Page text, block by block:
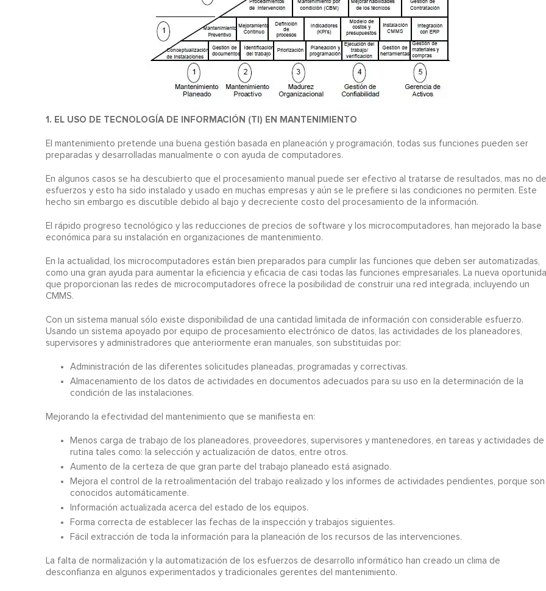
1. EL USO DE TECNOLOGÍA DE INFORMACIÓN (TI) EN MANTENIMIENTO
El mantenimiento pretende una buena gestión basada en planeación y programación, todas sus funciones pueden ser
preparadas y desarrolladas manualmente o con ayuda de computadores.
En algunos casos se ha descubierto que el procesamiento manual puede ser efectivo al tratarse de resultados, mas no de
esfuerzos y esto ha sido instalado y usado en muchas empresas y aún se le prefiere si las condiciones no permiten. Este
hecho sin embargo es discutible debido al bajo y decreciente costo del procesamiento de la información.
El rápido progreso tecnológico y las reducciones de precios de software y los microcomputadores, han mejorado la base
económica para su instalación en organizaciones de mantenimiento.
En la actualidad, los microcomputadores están bien preparados para cumplir las funciones que deben ser automatizadas,
como una gran ayuda para aumentar la eficiencia y eficacia de casi todas las funciones empresariales. La nueva
que proporcionan las redes de microcomputadores ofrece la posibilidad de construir una red integrada, incluyendo un
CMMS.
Con un sistema manual sólo existe disponibilidad de una cantidad limitada de información con considerable esfuerzo.
Usando un sistema apoyado por equipo de procesamiento electrónico de datos, las actividades de los planeadores,
supervisores y administradores que anteriormente eran manuales, son substituidas por:
Administración de las diferentes solicitudes planeadas, programadas y correctivas.
Almacenamiento de los datos de actividades en documentos adecuados para su uso en la determinación de la
condición de las instalaciones.
Mejorando la efectividad del mantenimiento que se manifiesta en:
Menos carga de trabajo de los planeadores, proveedores, supervisores y mantenedores, en tareas y actividades de
rutina tales como: la selección y actualización de datos, entre otros.
Aumento de la certeza de que gran parte del trabajo planeado está asignado.
Mejora el control de la retroalimentación del trabajo realizado y los informes de actividades pendientes, porque son
conocidos automáticamente.
Información actualizada acerca del estado de los equipos.
Forma correcta de establecer las fechas de la inspección y trabajos siguientes.
Fácil extracción de toda la información para la planeación de los recursos de las intervenciones.
La falta de normalización y la automatización de los esfuerzos de desarrollo informático han creado un clima de
desconfianza en algunos experimentados y tradicionales gerentes del mantenimiento.